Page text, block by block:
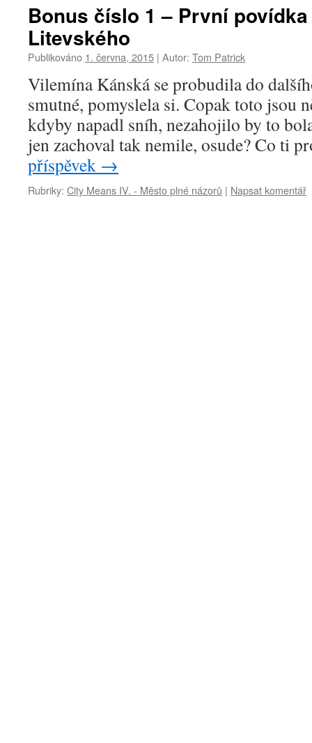
Bonus číslo 1 – První
Litevského
Publikováno 1. června, 2015 | Autor: Tom Patrick
Vilemína Kánská se probudila do
smutné, pomyslela si. Copak toto jsou
kdyby napadl sníh, nezahojilo by to
jen zachoval tak nemile, osude? Co ti
příspěvek →
Rubriky: City Means IV. - Město plné názorů | Napsat komentář